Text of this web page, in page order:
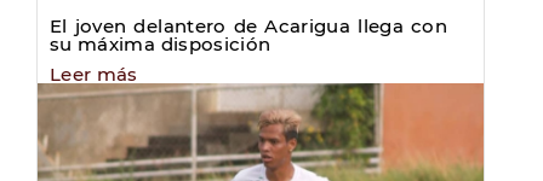
El joven delantero de Acarigua llega con
su máxima disposición
Leer más